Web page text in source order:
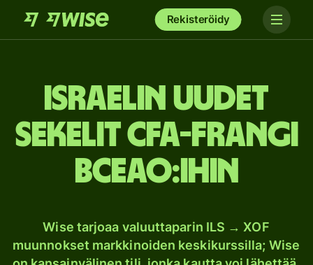
Rekisteröidy
Israelin uudet
sekelit CFA-frangi
BCEAO:ihin
Wise tarjoaa valuuttaparin ILS → XOF
muunnokset markkinoiden keskikurssilla; Wise